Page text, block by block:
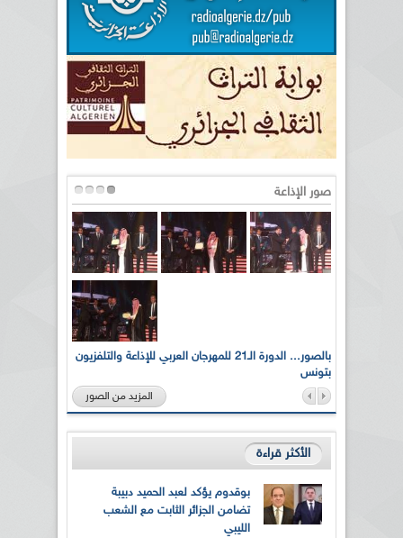
صور الإذاعة
بالصور... الدورة الـ21 للمهرجان العربي للإذاعة والتلفزيون
بتونس
المزيد من الصور
الأكثر قراءة
بوقدوم يؤكد لعبد الحميد دبيبة
تضامن الجزائر الثابت مع الشعب
الليبي